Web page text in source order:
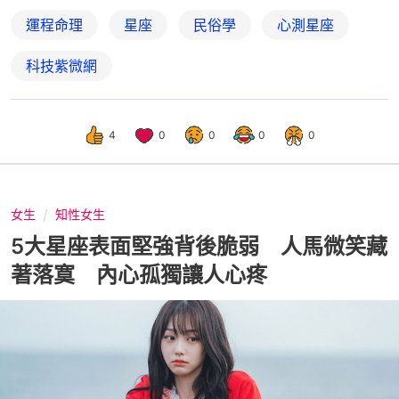
運程命理 星座 民俗學 心測星座
科技紫微網
4 0 0 0 0
女生 知性女生
5大星座表面堅強背後脆弱 人馬微笑藏
著落寞 內心孤獨讓人心疼